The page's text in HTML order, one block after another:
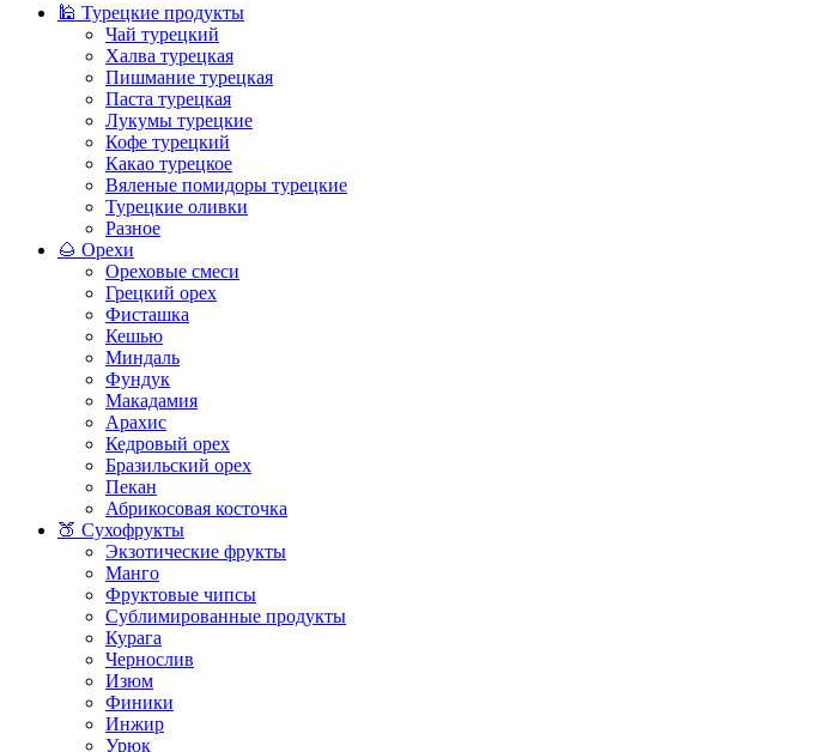
🕌 Турецкие продукты
Чай турецкий
Халва турецкая
Пишмание турецкая
Паста турецкая
Лукумы турецкие
Кофе турецкий
Какао турецкое
Вяленые помидоры турецкие
Турецкие оливки
Разное
🌰 Орехи
Ореховые смеси
Грецкий орех
Фисташка
Кешью
Миндаль
Фундук
Макадамия
Арахис
Кедровый орех
Бразильский орех
Пекан
Абрикосовая косточка
🍑 Сухофрукты
Экзотические фрукты
Манго
Фруктовые чипсы
Сублимированные продукты
Курага
Чернослив
Изюм
Финики
Инжир
Урюк